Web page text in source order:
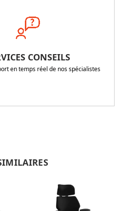
CONSEILS
en temps réel de nos spécialistes